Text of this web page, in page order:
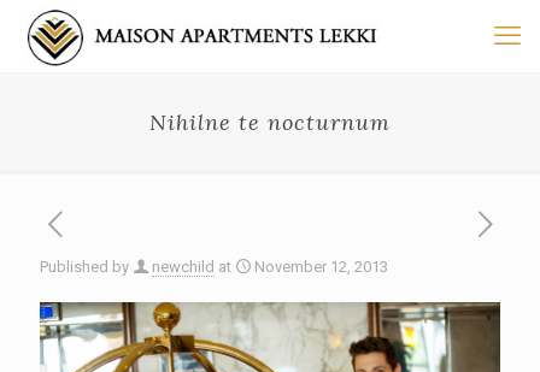
Nihilne te nocturnum
Published by newchild at November 12, 2013